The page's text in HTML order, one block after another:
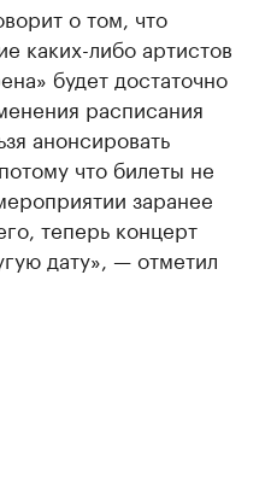
о том, что
каких-либо артистов
будет достаточно
расписания
анонсировать
что билеты не
заранее
теперь концерт
дату», — отметил